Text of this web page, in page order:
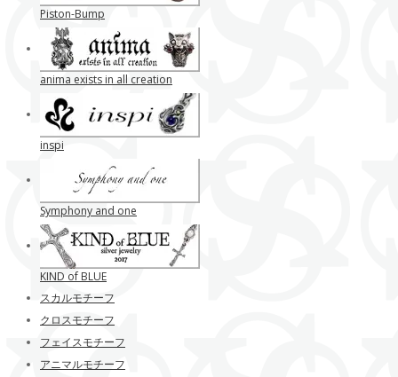
Piston-Bump
anima exists in all creation
inspi
Symphony and one
KIND of BLUE
スカルモチーフ
クロスモチーフ
フェイスモチーフ
アニマルモチーフ